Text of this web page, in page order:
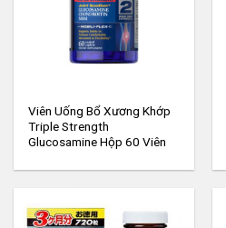
Viên Uống Bổ Xương Khớp
Triple Strength
Glucosamine Hộp 60 Viên